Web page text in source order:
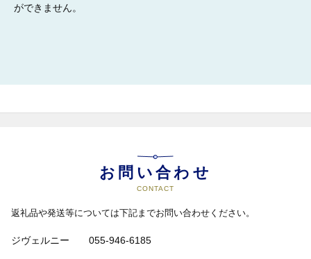
ができません。
お問い合わせ
CONTACT
返礼品や発送等については下記までお問い合わせください。
ジヴェルニー 055-946-6185